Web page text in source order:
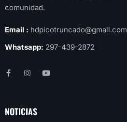
comunidad.
Email : hdpicotruncado@gmail.com
Whatsapp: 297-439-2872
NOTICIAS